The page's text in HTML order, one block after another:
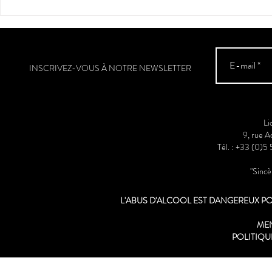
INSCRIVEZ-VOUS À NOTRE NEWSLETTER
9, rue
Tél. : +33
L'ABUS D'ALCOOL EST DANGEREUX